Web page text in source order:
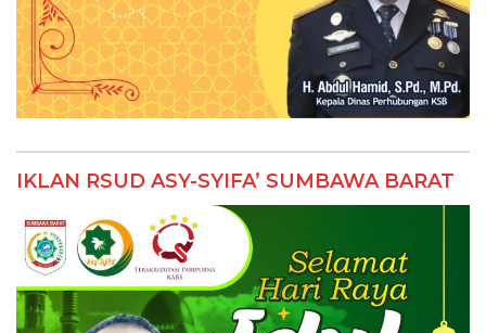
IKLAN RSUD ASY-SYIFA’ SUMBAWA BARAT